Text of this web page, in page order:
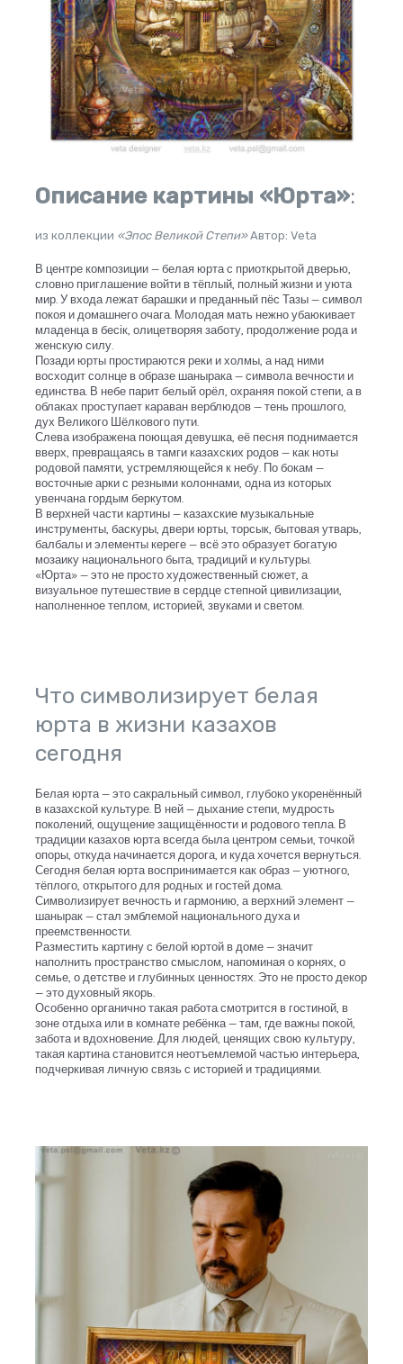
Описание картины «Юрта»:
из коллекции «Эпос Великой Степи»Автор: Veta
В центре композиции — белая юрта с приоткрытой дверью,
словно приглашение войти в тёплый, полный жизни и уюта
мир. У входа лежат барашки и преданный пёс Тазы — символ
покоя и домашнего очага. Молодая мать нежно убаюкивает
младенца в бесік, олицетворяя заботу, продолжение рода и
женскую силу.
Позади юрты простираются реки и холмы, а над ними
восходит солнце в образе шанырака — символа вечности и
единства. В небе парит белый орёл, охраняя покой степи, а в
облаках проступает караван верблюдов — тень прошлого,
дух Великого Шёлкового пути.
Слева изображена поющая девушка, её песня поднимается
вверх, превращаясь в тамги казахских родов — как ноты
родовой памяти, устремляющейся к небу. По бокам —
восточные арки с резными колоннами, одна из которых
увенчана гордым беркутом.
В верхней части картины — казахские музыкальные
инструменты, баскуры, двери юрты, торсык, бытовая утварь,
балбалы и элементы кереге — всё это образует богатую
мозаику национального быта, традиций и культуры.
«Юрта» — это не просто художественный сюжет, а
визуальное путешествие в сердце степной цивилизации,
наполненное теплом, историей, звуками и светом.
Что символизирует белая
юрта в жизни казахов
сегодня
Белая юрта — это сакральный символ, глубоко укоренённый
в казахской культуре. В ней — дыхание степи, мудрость
поколений, ощущение защищённости и родового тепла. В
традиции казахов юрта всегда была центром семьи, точкой
опоры, откуда начинается дорога, и куда хочется вернуться.
Сегодня белая юрта воспринимается как образ — уютного,
тёплого, открытого для родных и гостей дома.
Символизирует вечность и гармонию, а верхний элемент —
шанырак — стал эмблемой национального духа и
преемственности.
Разместить картину с белой юртой в доме — значит
наполнить пространство смыслом, напоминая о корнях, о
семье, о детстве и глубинных ценностях. Это не просто декор
— это духовный якорь.
Особенно органично такая работа смотрится в гостиной, в
зоне отдыха или в комнате ребёнка — там, где важны покой,
забота и вдохновение. Для людей, ценящих свою культуру,
такая картина становится неотъемлемой частью интерьера,
подчеркивая личную связь с историей и традициями.